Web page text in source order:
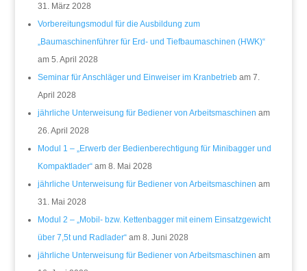
31. März 2028
Vorbereitungsmodul für die Ausbildung zum
„Baumaschinenführer für Erd- und Tiefbaumaschinen (HWK)“
am 5. April 2028
Seminar für Anschläger und Einweiser im Kranbetriebam 7.
April 2028
jährliche Unterweisung für Bediener von Arbeitsmaschinen am
26. April 2028
Modul 1 – „Erwerb der Bedienberechtigung für Minibagger und
Kompaktlader“am 8. Mai 2028
jährliche Unterweisung für Bediener von Arbeitsmaschinen am
31. Mai 2028
Modul 2 – „Mobil- bzw. Kettenbagger mit einem Einsatzgewicht
über 7,5t und Radlader“am 8. Juni 2028
jährliche Unterweisung für Bediener von Arbeitsmaschinen am